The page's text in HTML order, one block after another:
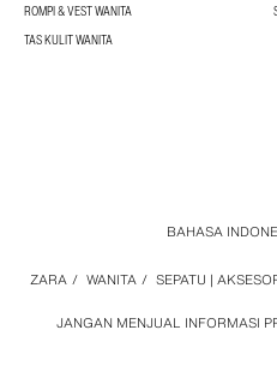
ROMPI & VEST WANITA
TAS KULIT WANITA
JANGAN MENJUAL INFORMASI
ZARA / WANITA / SEPATU |
BAHASA